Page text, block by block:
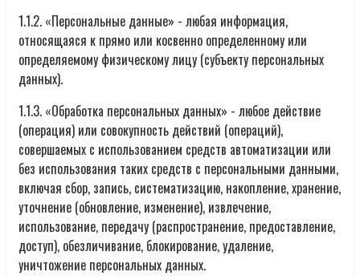
1.1.2. «Персональные данные» - любая информация,
относящаяся к прямо или косвенно определенному или
определяемому физическому лицу (субъекту персональных
данных).
1.1.3. «Обработка персональных данных» - любое действие
(операция) или совокупность действий (операций),
совершаемых с использованием средств автоматизации или
без использования таких средств с персональными данными,
включая сбор, запись, систематизацию, накопление, хранение,
уточнение (обновление, изменение), извлечение,
использование, передачу (распространение, предоставление,
доступ), обезличивание, блокирование, удаление,
уничтожение персональных данных.